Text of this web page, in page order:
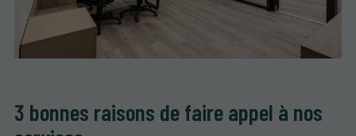
3 bonnes raisons de faire appel à nos